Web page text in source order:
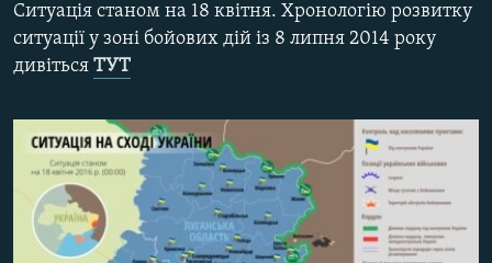
УКРАЇНА
СВІТ
СХЕМИ
КИТАЙ.ВИКЛИКИ
ФОТО
СПЕЦПРОЄКТИ
ПОДКАСТИ
Ситуація станом на 18 квітня. Хронологію розвитку
ситуації у зоні бойових дій із 8 липня 2014 року
дивіться ТУТ